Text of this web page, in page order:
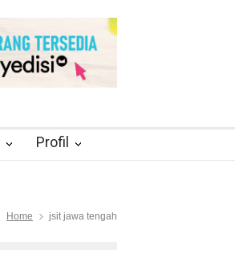
Profil
Home jsit jawa tengah